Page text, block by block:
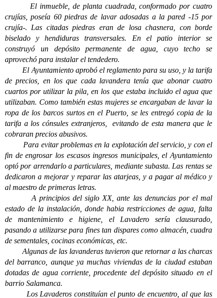
El inmueble, de planta cuadrada, conformado por cuatro
crujías, poseía 60 piedras de lavar adosadas a la pared -15 por
crujía-. Las citadas piedras eran de losa chasnera, con borde
biselado y hendiduras transversales. En el patio interior se
construyó un depósito permanente de agua, cuyo techo se
aprovechó para instalar el tendedero.
El Ayuntamiento aprobó el reglamento para su uso, y la tarifa
de precios, en los que cada lavandera tenía que abonar cuatro
cuartos por utilizar la pila, en los que estaba incluido el agua que
utilizaban. Como también estas mujeres se encargaban de lavar la
ropa de los barcos surtos en el Puerto, se les entregó copia de la
tarifa a los cónsules extranjeros, evitando de esta manera que le
cobraran precios abusivos.
Para evitar problemas en la explotación del servicio, y con el
fin de engrosar los escasos ingresos municipales, el Ayuntamiento
optó por arrendarlo a particulares, mediante subasta. Las rentas se
dedicaron a mejorar y reparar las atarjeas, y a pagar al médico y
al maestro de primeras letras.
A principios del siglo XX, ante las denuncias por el mal
estado de la instalación, donde habia restricciones de agua, falta
de mantenimiento e higiene, el Lavadero sería clausurado,
pasando a utilizarse para fines tan dispares como almacén, cuadra
de sementales, cocinas económicas, etc.
Algunas de las lavanderas tuvieron que retornar a las charcas
del barranco, aunque ya muchas viviendas de la ciudad estaban
dotadas de agua corriente, procedente del depósito situado en el
barrio Salamanca.
Los Lavaderos constituían el punto de encuentro, al que las